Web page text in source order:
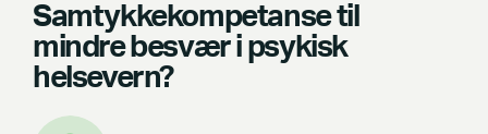
Samtykkekompetanse til
mindre besvær i psykisk
helsevern?